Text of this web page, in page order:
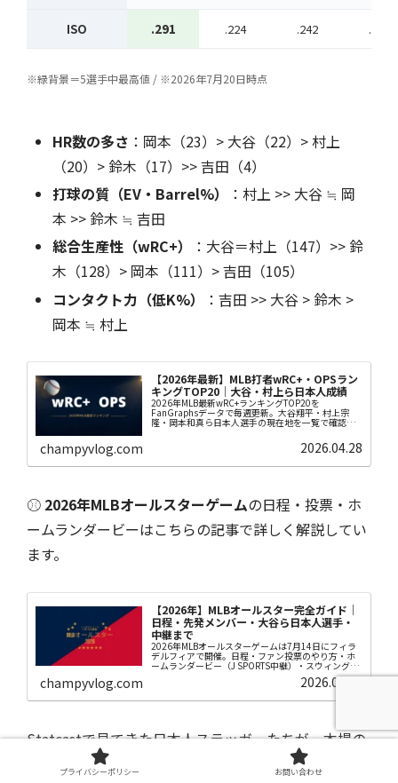
ISO .291 .224 .242 .206
※緑背景＝5選手中最高値 / ※2026年7月20日時点
HR数の多さ ：岡本（23）> 大谷（22）> 村上
（20）> 鈴木（17）>> 吉田（4）
打球の質（EV・Barrel%）
：村上 >> 大谷 ≒ 岡
本 >> 鈴木 ≒ 吉田
総合生産性（wRC+）
：大谷＝村上（147）>> 鈴
木（128）> 岡本（111）> 吉田（105）
コンタクト力（低K%）
：吉田 >> 大谷 > 鈴木 >
岡本 ≒ 村上
【2026年最新】MLB打者wRC+・OPSラン
キングTOP20｜大谷・村上ら日本人成績
2026年MLB最新wRC+ランキングTOP20を
FanGraphsデータで毎週更新。大谷翔平・村上宗
隆・岡本和真ら日本人選手の現在地を一覧で確認。
champyvlog.com 2026.04.28
⚾ 2026年MLBオールスターゲームの日程・投票・ホ
ームランダービーはこちらの記事で詳しく解説してい
ます。
【2026年】MLBオールスター完全ガイド｜
日程・先発メンバー・大谷ら日本人選手・
中継まで
2026年MLBオールスターゲームは7月14日にフィラ
デルフィアで開催。日程・ファン投票のやり方・ホ
ームランダービー（J SPORTS中継）・スウィングオ
フルール・大谷翔平の選出可能性まで完全解説。
champyvlog.com 2026.05.23
Statcastで見てきた日本人スラッガーたちが、本場の
ホームランダービーの舞台に立つのか気になりますよ
プライバシーポリシー お問い合わせ